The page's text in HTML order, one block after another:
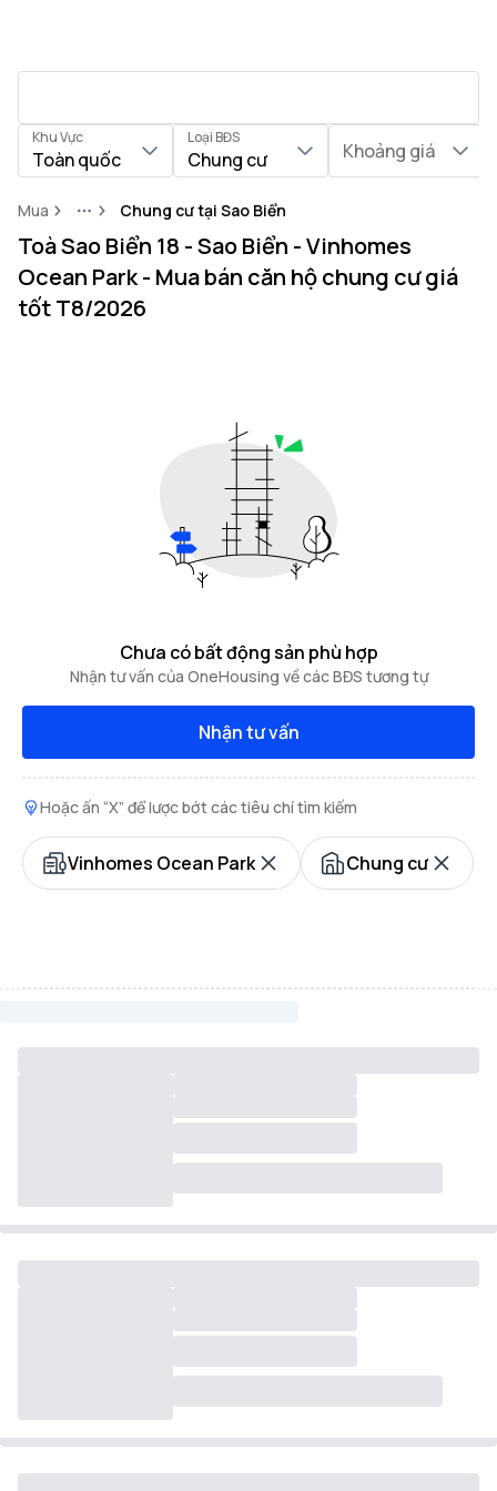
Khu Vực
Toàn quốc
Loại BĐS
Chung cư Khoảng giá
Mua MoreChung cư tại Sao Biển
Toà Sao Biển 18 - Sao Biển - Vinhomes
Ocean Park - Mua bán căn hộ chung cư giá
tốt T8/2026
Chưa có bất động sản phù hợp
Nhận tư vấn của OneHousing về các BĐS tương tự
Nhận tư vấn
Hoặc ấn “X” để lược bớt các tiêu chí tìm kiếm
Vinhomes Ocean Park Chung cư